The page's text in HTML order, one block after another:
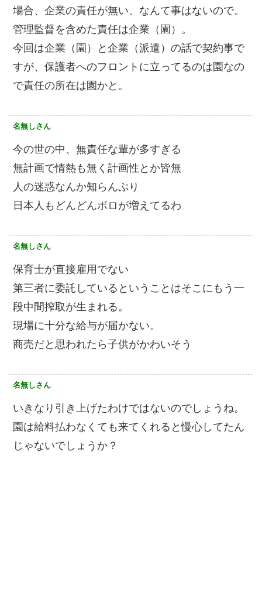
場合、企業の責任が無い、なんて事はないので。
管理監督を含めた責任は企業（園）。
今回は企業（園）と企業（派遣）の話で契約事で
すが、保護者へのフロントに立ってるのは園なの
で責任の所在は園かと。
名無しさん
今の世の中、無責任な輩が多すぎる
無計画で情熱も無く計画性とか皆無
人の迷惑なんか知らんぷり
日本人もどんどんボロが増えてるわ
名無しさん
保育士が直接雇用でない
第三者に委託しているということはそこにもう一
段中間搾取が生まれる。
現場に十分な給与が届かない。
商売だと思われたら子供がかわいそう
名無しさん
いきなり引き上げたわけではないのでしょうね。
園は給料払わなくても来てくれると慢心してたん
じゃないでしょうか？